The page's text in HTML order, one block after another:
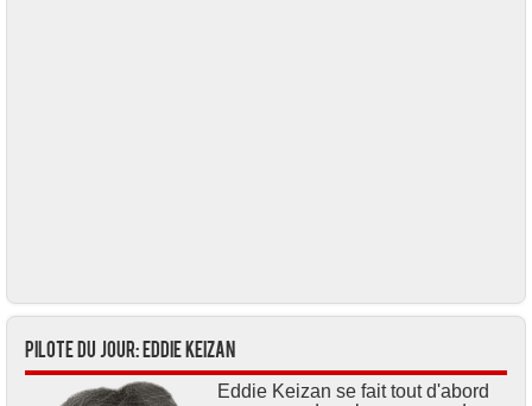
Pilote du jour: Eddie KEIZAN
Eddie Keizan se fait tout d'abord